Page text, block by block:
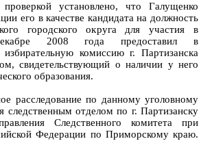
проверкой установлено, что Галущенко
его в качестве кандидата на должность
городского округа для участия в
2008 года предоставил в
избирательную комиссию г. Партизанска
свидетельствующий о наличии у него
образования.
расследование по данному уголовному
следственным отделом по г. Партизанску
Следственного комитета при
Федерации по Приморскому краю.